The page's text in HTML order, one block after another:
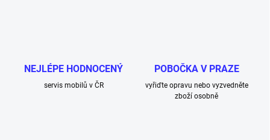
NEJLÉPE HODNOCENÝ
servis mobilů v ČR
POBOČKA V PRAZE
vyřiďte opravu nebo vyzvedněte
zboží osobně